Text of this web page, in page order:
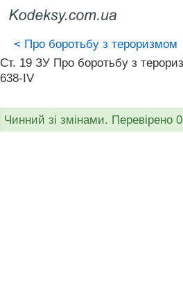
< Про боротьбу з тероризмом
Ст. 19 ЗУ Про боротьбу з
638-IV
Чинний зі змінами. Перевірено